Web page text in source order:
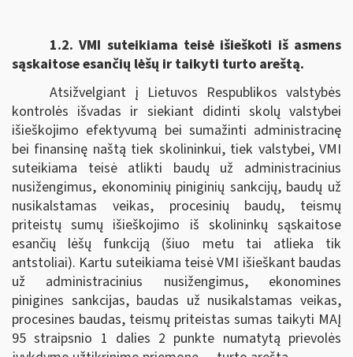
1.2. VMI suteikiama teisė išieškoti iš asmens
sąskaitose esančių lėšų ir taikyti turto areštą.
Atsižvelgiant į Lietuvos Respublikos valstybės
kontrolės išvadas ir siekiant didinti skolų valstybei
išieškojimo efektyvumą bei sumažinti administracinę
bei finansinę naštą tiek skolininkui, tiek valstybei, VMI
suteikiama teisė atlikti baudų už administracinius
nusižengimus, ekonominių piniginių sankcijų, baudų už
nusikalstamas veikas, procesinių baudų, teismų
priteistų sumų išieškojimo iš skolininkų sąskaitose
esančių lėšų funkciją (šiuo metu tai atlieka tik
antstoliai). Kartu suteikiama teisė VMI išieškant baudas
už administracinius nusižengimus, ekonomines
pinigines sankcijas, baudas už nusikalstamas veikas,
procesines baudas, teismų priteistas sumas taikyti MAĮ
95 straipsnio 1 dalies 2 punkte numatytą prievolės